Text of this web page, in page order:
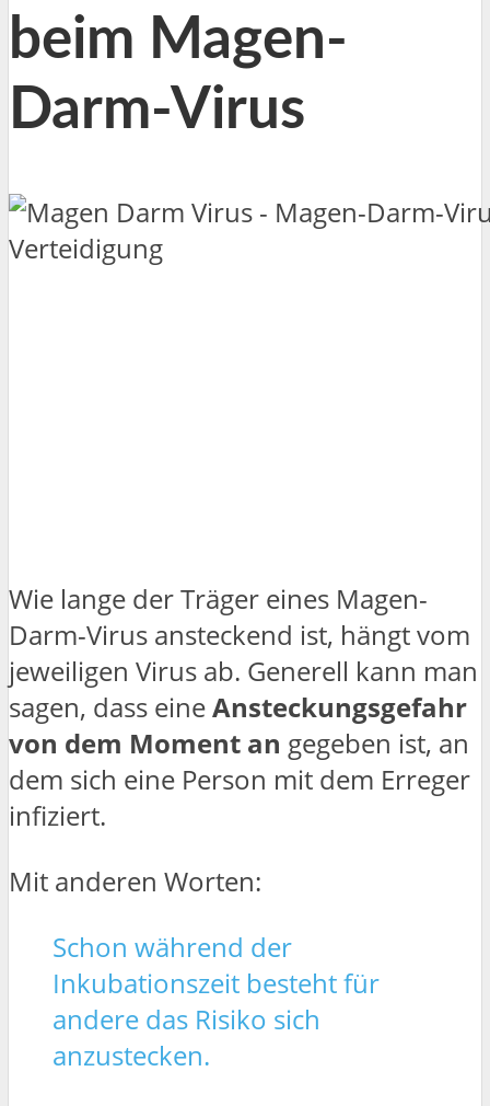
beim Magen-
Darm-Virus
Wie lange der Träger eines Magen-
Darm-Virus ansteckend ist, hängt vom
jeweiligen Virus ab. Generell kann man
sagen, dass eineAnsteckungsgefahr
von dem Moment an gegeben ist, an
dem sich eine Person mit dem Erreger
infiziert.
Mit anderen Worten:
Schon während der
Inkubationszeit besteht für
andere das Risiko sich
anzustecken.